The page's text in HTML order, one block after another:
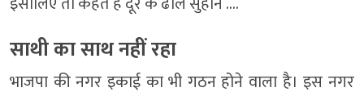
साथी का साथ नहीं रहा
भाजपा की नगर इकाई का भी गठन होने वाला है। इस नगर